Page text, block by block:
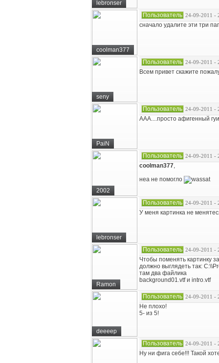
lebronser
coolman377
Пользователь 24-09-2011 -
сначало удалите эти три
seny
Пользователь 24-09-2011 -
Всем привет скажите
PaiN
Пользователь 24-09-2011 -
ААА....просто афигенный
2002
Пользователь 24-09-2011 -
coolman377,
неа не помогло
lebronser
Пользователь 24-09-2011 -
У меня картинка не
Ramon
Пользователь 24-09-2011 -
Чтобы поменять картинку
должно выглядеть так:
там два файлика
background01.vtf и intro.vtf
deeeep
Пользователь 24-09-2011 -
Не плохо!
5- из 5!
Пользователь 24-09-2011 -
Ну ни фига себе!!! Такой